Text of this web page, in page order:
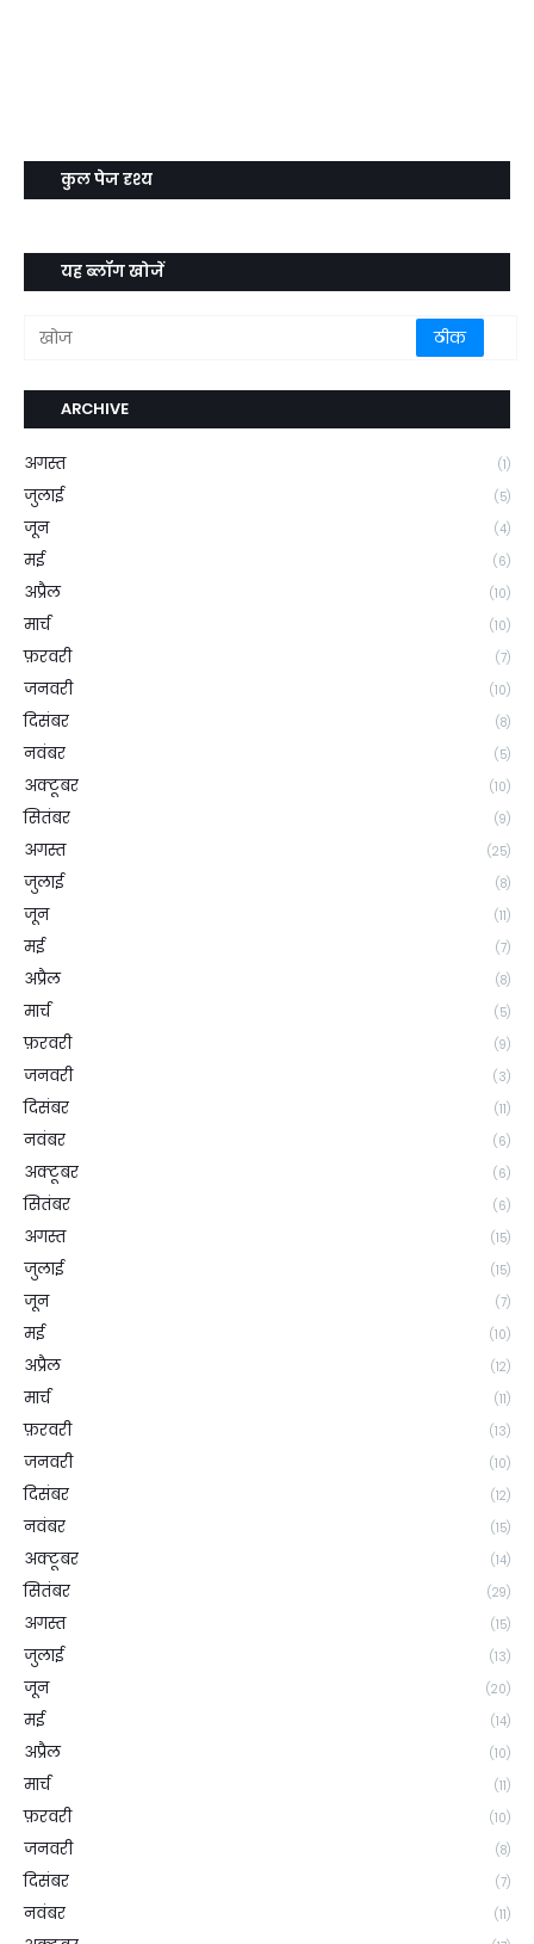
कुल पेज दृश्य
यह ब्लॉग खोजें
ARCHIVE
अगस्त (1)
जुलाई (5)
जून (4)
मई (6)
अप्रैल (10)
मार्च (10)
फ़रवरी (7)
जनवरी (10)
दिसंबर (8)
नवंबर (5)
अक्टूबर (10)
सितंबर (9)
अगस्त (25)
जुलाई (8)
जून (11)
मई (7)
अप्रैल (8)
मार्च (5)
फ़रवरी (9)
जनवरी (3)
दिसंबर (11)
नवंबर (6)
अक्टूबर (6)
सितंबर (6)
अगस्त (15)
जुलाई (15)
जून (7)
मई (10)
अप्रैल (12)
मार्च (11)
फ़रवरी (13)
जनवरी (10)
दिसंबर (12)
नवंबर (15)
अक्टूबर (14)
सितंबर (29)
अगस्त (15)
जुलाई (13)
जून (20)
मई (14)
अप्रैल (10)
मार्च (11)
फ़रवरी (10)
जनवरी (8)
दिसंबर (7)
नवंबर (11)